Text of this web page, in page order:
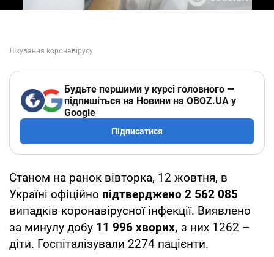
Будьте першими у курсі головного —
підпишіться на Новини на OBOZ.UA у
Google
Підписатися
Станом на ранок вівторка, 12 жовтня, в
Україні офіційно підтверджено 2 562 085
випадків коронавірусної інфекції. Виявлено
за минулу добу 11 996 хворих, з них 1262 –
діти. Госпіталізували 2274 пацієнти.